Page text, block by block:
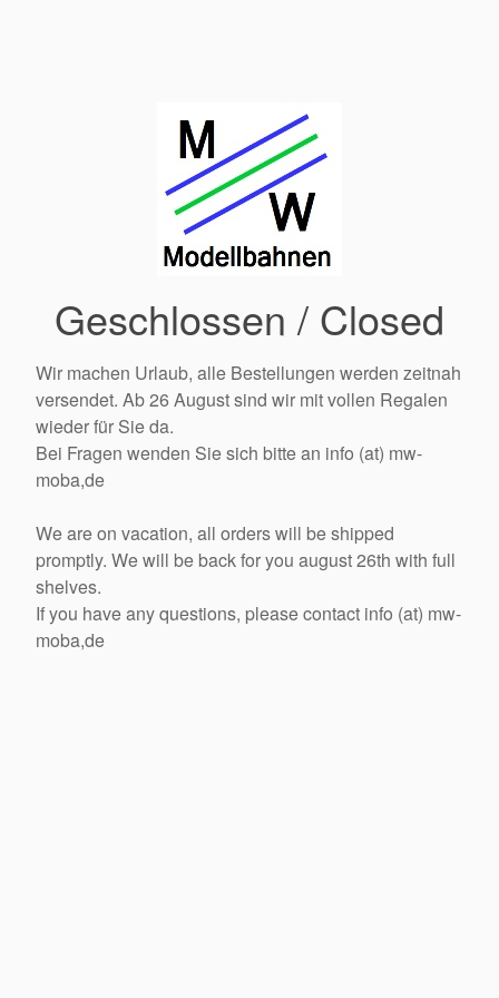
Geschlossen / Closed
Wir machen Urlaub, alle Bestellungen werden zeitnah
versendet. Ab 26 August sind wir mit vollen Regalen
wieder für Sie da.
Bei Fragen wenden Sie sich bitte an info (at) mw-
moba,de
We are on vacation, all orders will be shipped
promptly. We will be back for you august 26th with full
shelves.
If you have any questions, please contact info (at) mw-
moba,de